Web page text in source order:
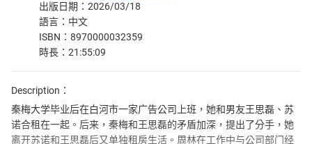
出版日期：2026/03/18
語言：中文
ISBN：8970000032359
時長：21:55:09
Description：
秦梅大学毕业后在白河市一家广告公司上班，她和男友王思磊、苏
诺合租在一起。后来，秦梅和王思磊的矛盾加深，提出了分手，她
离开苏诺和王思磊后又单独租房生活。周林在工作中与公司部门经